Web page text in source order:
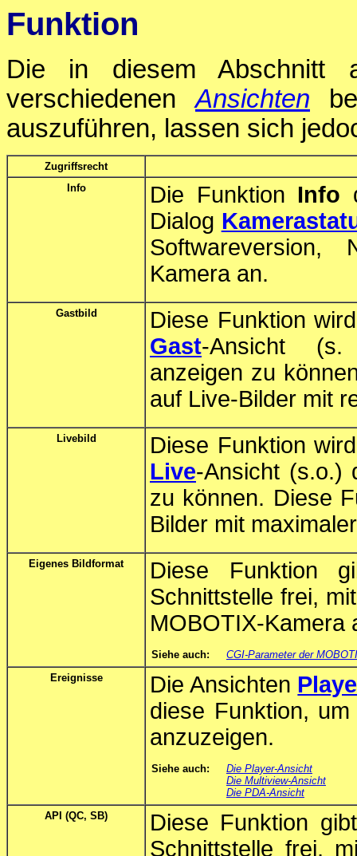
Funktion
Die in diesem Abschnitt
verschiedenenAnsichten
auszuführen, lassen sich
Zugriffsrecht
Info
Die Funktion Info
Dialog
Softwareversion,
Kamera an.
Gastbild
Diese Funktion
Gast-Ansicht (s.
anzeigen zu
auf Live-Bilder mit
Livebild
Diese Funktion
Live-Ansicht (s.o.)
zu können. Diese
Bilder mit
Eigenes Bildformat
Diese Funktion
Schnittstelle frei,
MOBOTIX-Kamera
Siehe auch:
CGI-Parameter der
Ereignisse
Die Ansichten
diese Funktion,
anzuzeigen.
Siehe auch:
Die Player-Ansicht
Die Multiview-Ansicht
Die PDA-Ansicht
API (QC, SB)
Diese Funktion
Schnittstelle frei,